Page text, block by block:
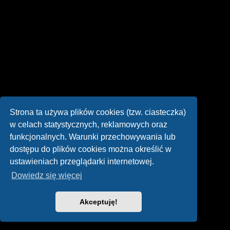
Strona ta używa plików cookies (tzw. ciasteczka)
w celach statystycznych, reklamowych oraz
funkcjonalnych. Warunki przechowywania lub
dostępu do plików cookies można określić w
ustawieniach przeglądarki internetowej.
Dowiedz się więcej
Akceptuję!